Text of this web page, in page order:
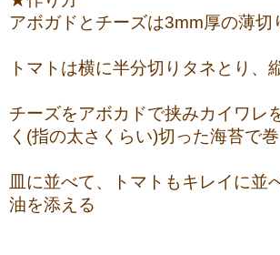
アボガドとチーズは3mm厚の薄切
トマトは横に半分切りタネとり、
チーズをアボカドで挟みカイワレ
く(指の太さくらい)切った海苔で巻
皿に並べて、トマトもキレイに並
油を添える